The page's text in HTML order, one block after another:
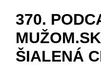
370.
ŠIALENÁ